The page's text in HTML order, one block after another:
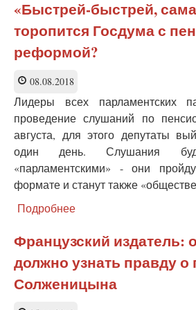
Ростове
«Суть
времени»
показала,
кто
пенсионную
реформу
«Быстрей-быстрей,
торопится Госдума с
реформой?
08.08.2018
Лидеры всех парламентских
проведение слушаний по
августа, для этого депутаты
один день. Слушания
«парламентскими» - они
формате и станут также
Подробнее
быстрей,
сама-
сама»!
торопится
Французский издатель:
должно узнать правду о
Солженицына